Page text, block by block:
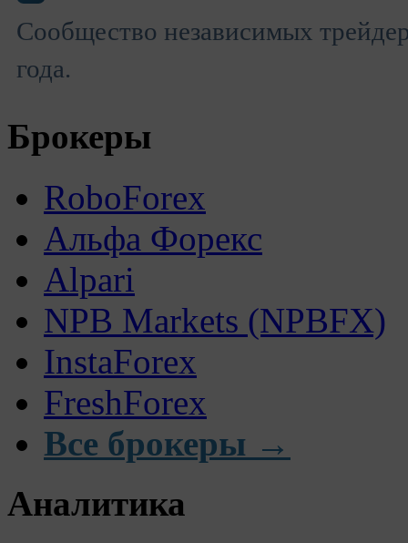
Сообщество независимых
года.
Брокеры
RoboForex
Альфа Форекс
Alpari
NPB Markets (NPBFX)
InstaForex
FreshForex
Все брокеры →
Аналитика